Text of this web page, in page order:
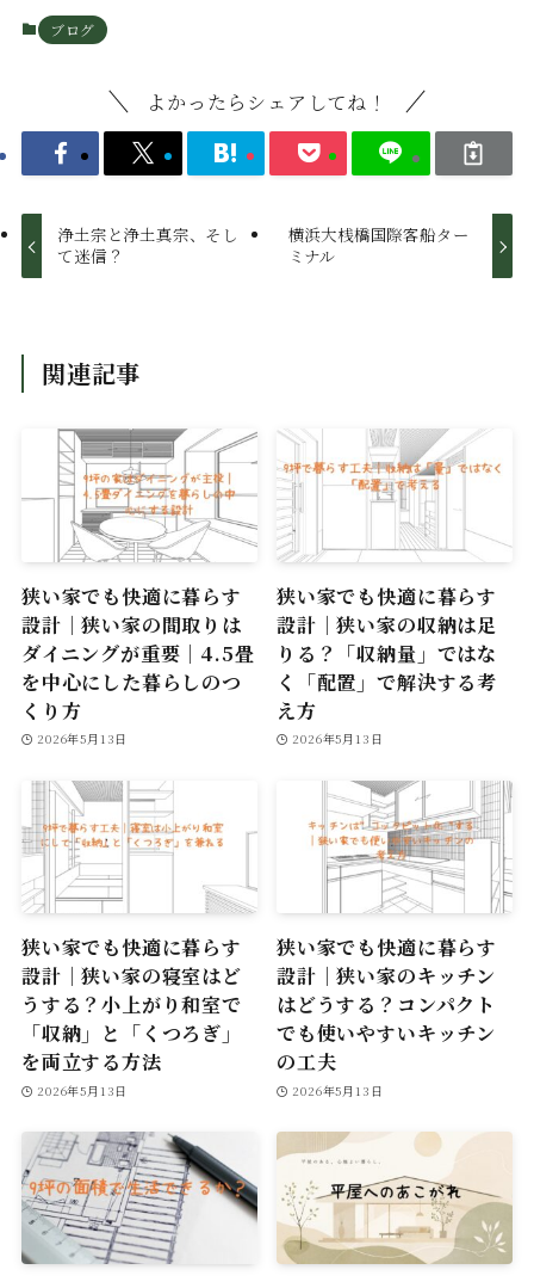
ブログ
よかったらシェアしてね！
浄土宗と浄土真宗、そし
て迷信？
横浜大桟橋国際客船ター
ミナル
関連記事
狭い家でも快適に暮らす
設計｜狭い家の間取りは
ダイニングが重要｜4.5畳
を中心にした暮らしのつ
くり方
2026年5月13日
狭い家でも快適に暮らす
設計｜狭い家の収納は足
りる？「収納量」ではな
く「配置」で解決する考
え方
2026年5月13日
狭い家でも快適に暮らす
設計｜狭い家の寝室はど
うする？小上がり和室で
「収納」と「くつろぎ」
を両立する方法
2026年5月13日
狭い家でも快適に暮らす
設計｜狭い家のキッチン
はどうする？コンパクト
でも使いやすいキッチン
の工夫
2026年5月13日